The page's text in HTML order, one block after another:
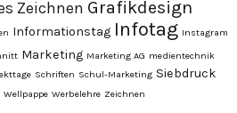
Zeichnen Grafikdesign
Informationstag Infotag Instagram
Marketing Marketing AG medientechnik
Schriften Schul-Marketing Siebdruck
Wellpappe Werbelehre Zeichnen